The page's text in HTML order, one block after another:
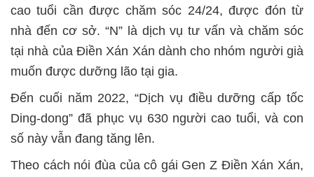
cao tuổi cần được chăm sóc 24/24, được đón từ
nhà đến cơ sở. “N” là dịch vụ tư vấn và chăm sóc
tại nhà của Điền Xán Xán dành cho nhóm người già
muốn được dưỡng lão tại gia.
Đến cuối năm 2022, “Dịch vụ điều dưỡng cấp tốc
Ding-dong” đã phục vụ 630 người cao tuổi, và con
số này vẫn đang tăng lên.
Theo cách nói đùa của cô gái Gen Z Điền Xán Xán,